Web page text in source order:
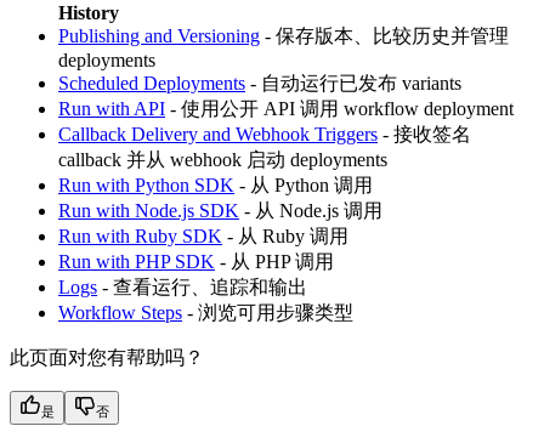
History
Publishing and Versioning - 保存版本、比较历史并管理
deployments
Scheduled Deployments - 自动运行已发布 variants
Run with API - 使用公开 API 调用 workflow deployment
Callback Delivery and Webhook Triggers - 接收签名
callback 并从 webhook 启动 deployments
Run with Python SDK - 从 Python 调用
Run with Node.js SDK - 从 Node.js 调用
Run with Ruby SDK - 从 Ruby 调用
Run with PHP SDK - 从 PHP 调用
Logs - 查看运行、追踪和输出
Workflow Steps - 浏览可用步骤类型
此页面对您有帮助吗？
是 否